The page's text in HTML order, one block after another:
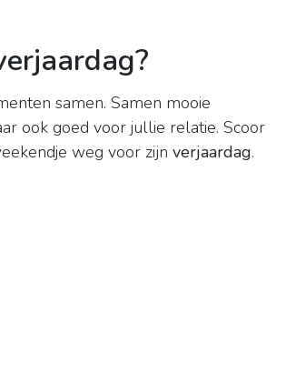
samen. Samen mooie
ook goed voor jullie relatie. Scoor
weg voor zijn verjaardag.